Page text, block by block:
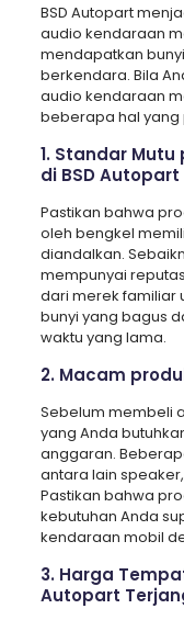
BSD Autopart
audio kendaraan
mendapatkan
berkendara. Bila
audio kendaraan
beberapa hal yang
1. Standar
di BSD Autopart
Pastikan bahwa
oleh bengkel
diandalkan.
mempunyai
dari merek familiar
bunyi yang bagus
waktu yang lama.
2. Macam
Sebelum membeli
yang Anda
anggaran.
antara lain
Pastikan bahwa
kebutuhan Anda
kendaraan mobil
3. Harga
Autopart